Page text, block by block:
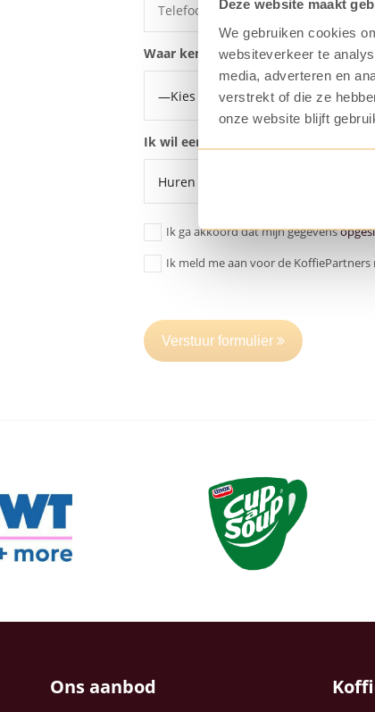
Deze website maakt
We gebruiken cookies
websiteverkeer te
media, adverteren en
verstrekt of die ze
onze website blijft
Waar ken je ons van?
Ik wil een offerte voor een:
Ik ga akkoord dat mijn gegevens
Ik meld me aan voor de
Verstuur formulier
Ons aanbod